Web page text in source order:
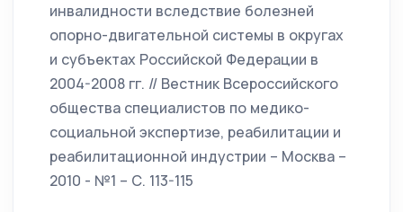
инвалидности вследствие болезней
опорно-двигательной системы в округах
и субъектах Российской Федерации в
2004-2008 гг. // Вестник Всероссийского
общества специалистов по медико-
социальной экспертизе, реабилитации и
реабилитационной индустрии – Москва –
2010 - №1 – С. 113-115